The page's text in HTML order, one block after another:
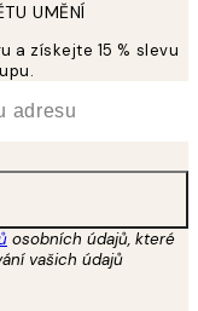
UMĚNÍ
a získejte 15 % slevu
osobních údajů, které
vašich údajů